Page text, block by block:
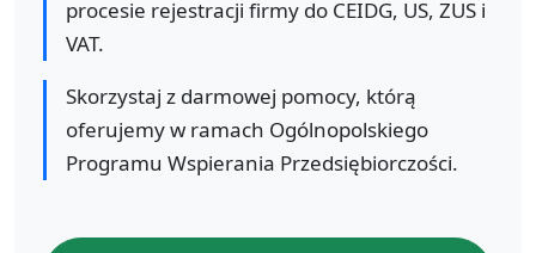
procesie rejestracji firmy do CEIDG, US, ZUS i
VAT.
Skorzystaj z darmowej pomocy, którą
oferujemy w ramach Ogólnopolskiego
Programu Wspierania Przedsiębiorczości.